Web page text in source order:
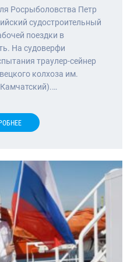
Росрыболовства Петр
судостроительный
поездки в
На судоверфи
траулер-сейнер
колхоза им.